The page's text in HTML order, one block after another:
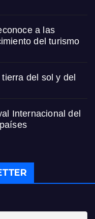
a las
del turismo
del sol y del
Internacional del